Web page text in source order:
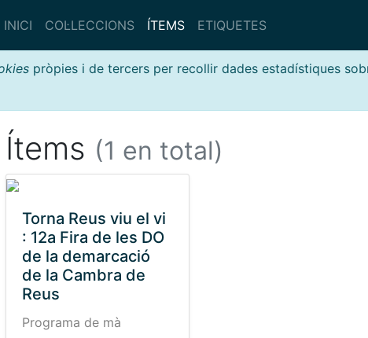
INICI COL·LECCIONS ÍTEMS ETIQUETES
pròpies i de tercers per recollir dades estadístiques
Ítems (1 en total)
Torna Reus viu el vi
: 12a Fira de les DO
de la demarcació
de la Cambra de
Reus
Programa de mà